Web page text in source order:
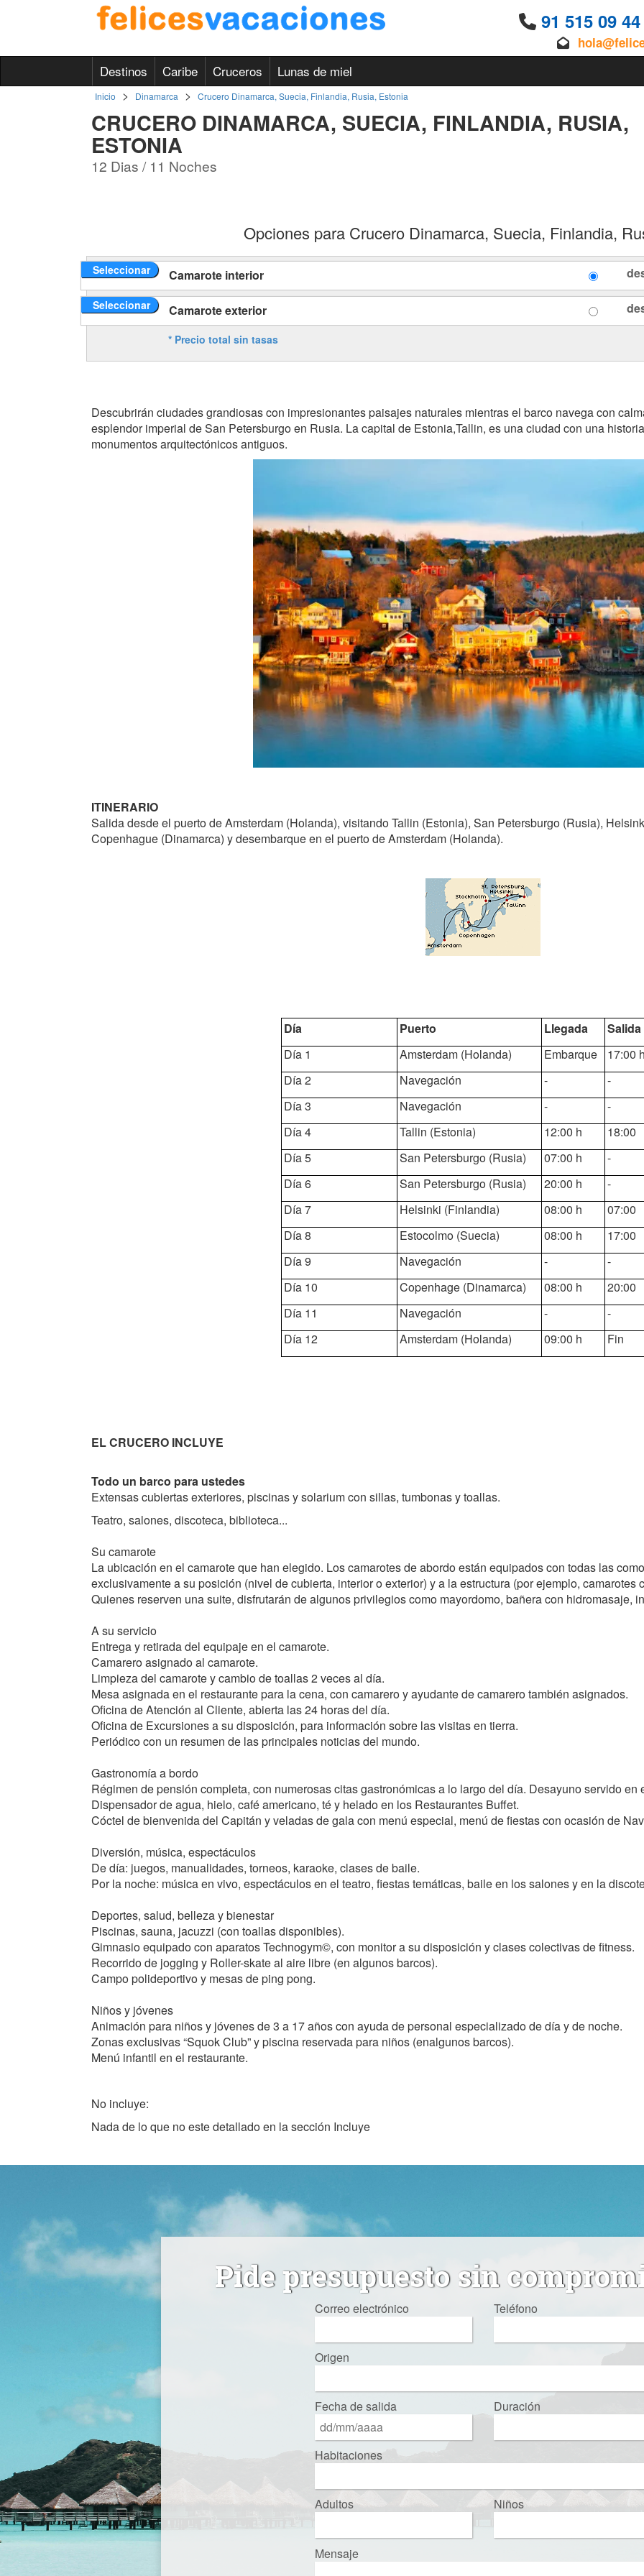
91 515 09
Destinos Caribe Cruceros Lunas de miel
Inicio > Dinamarca > Crucero Dinamarca, Suecia, Finlandia, Rusia, Estonia
CRUCERO DINAMARCA, SUECIA, FINLANDIA, RUSIA,
ESTONIA
12 Dias / 11 Noches
Opciones para Crucero Dinamarca, Suecia, Finlandia,
Seleccionar Camarote interior
Seleccionar Camarote exterior
* Precio total sin tasas
Descubrirán ciudades grandiosas con impresionantes paisajes naturales mientras el barco navega con
esplendor imperial de San Petersburgo en Rusia. La capital de Estonia,Tallin, es una ciudad con una
monumentos arquitectónicos antiguos.
ITINERARIO
Salida desde el puerto de Amsterdam (Holanda), visitando Tallin (Estonia), San Petersburgo (Rusia),
Copenhague (Dinamarca) y desembarque en el puerto de Amsterdam (Holanda).
Día Puerto Llegada
Salida
Día 1
Amsterdam (Holanda) Embarque
17:00
Día 2
Navegación -
-
Día 3
Navegación -
-
Día 4
Tallin (Estonia) 12:00 h
18:00
Día 5
San Petersburgo (Rusia) 07:00 h
-
Día 6
San Petersburgo (Rusia) 20:00 h
-
Día 7
Helsinki (Finlandia) 08:00 h
07:00
Día 8
Estocolmo (Suecia) 08:00 h
17:00
Día 9
Navegación -
-
Día 10
Copenhage (Dinamarca) 08:00 h
20:00
Día 11
Navegación -
-
Día 12
Amsterdam (Holanda) 09:00 h Fin
EL CRUCERO INCLUYE
Todo un barco para ustedes
Extensas cubiertas exteriores, piscinas y solarium con sillas, tumbonas y toallas.
Teatro, salones, discoteca, biblioteca...
Su camarote
La ubicación en el camarote que han elegido. Los camarotes de abordo están equipados con todas las
exclusivamente a su posición (nivel de cubierta, interior o exterior) y a la estructura (por ejemplo, camarotes
Quienes reserven una suite, disfrutarán de algunos privilegios como mayordomo, bañera con hidromasaje,
A su servicio
Entrega y retirada del equipaje en el camarote.
Camarero asignado al camarote.
Limpieza del camarote y cambio de toallas 2 veces al día.
Mesa asignada en el restaurante para la cena, con camarero y ayudante de camarero también asignados.
Oficina de Atención al Cliente, abierta las 24 horas del día.
Oficina de Excursiones a su disposición, para información sobre las visitas en tierra.
Periódico con un resumen de las principales noticias del mundo.
Gastronomía a bordo
Régimen de pensión completa, con numerosas citas gastronómicas a lo largo del día. Desayuno servido en
Dispensador de agua, hielo, café americano, té y helado en los Restaurantes Buffet.
Cóctel de bienvenida del Capitán y veladas de gala con menú especial, menú de fiestas con ocasión de
Diversión, música, espectáculos
De día: juegos, manualidades, torneos, karaoke, clases de baile.
Por la noche: música en vivo, espectáculos en el teatro, fiestas temáticas, baile en los salones y en la
Deportes, salud, belleza y bienestar
Piscinas, sauna, jacuzzi (con toallas disponibles).
Gimnasio equipado con aparatos Technogym©, con monitor a su disposición y clases colectivas de fitness.
Recorrido de jogging y Roller-skate al aire libre (en algunos barcos).
Campo polideportivo y mesas de ping pong.
Niños y jóvenes
Animación para niños y jóvenes de 3 a 17 años con ayuda de personal especializado de día y de noche.
Zonas exclusivas “Squok Club” y piscina reservada para niños (enalgunos barcos).
Menú infantil en el restaurante.
No incluye:
Nada de lo que no este detallado en la sección Incluye
Pide presupuesto sin
Correo electrónico Teléfono
Origen
Fecha de salida Duración
Habitaciones
Adultos Niños
Mensaje